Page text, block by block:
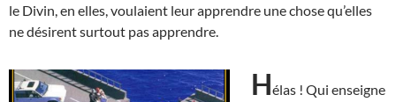
le Divin, en elles, voulaient leur apprendre une chose qu’elles
ne désirent surtout pas apprendre.
Hélas ! Qui enseigne